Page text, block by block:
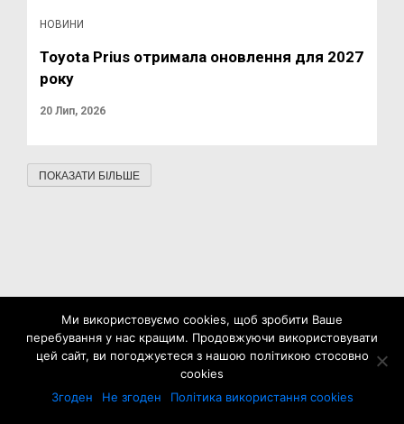
НОВИНИ
Toyota Prius отримала оновлення для 2027
року
20 Лип, 2026
ПОКАЗАТИ БІЛЬШЕ
Ми використовуємо cookies, щоб зробити Ваше
перебування у нас кращим. Продовжуючи використовувати
цей сайт, ви погоджуєтеся з нашою політикою стосовно
cookies
Згоден
Не згоден Політика використання cookies